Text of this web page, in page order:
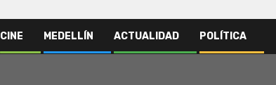
CINE MEDELLÍN ACTUALIDAD POLÍTICA